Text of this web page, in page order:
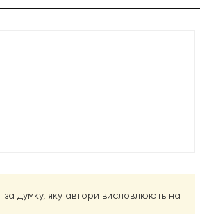
за думку, яку автори висловлюють на